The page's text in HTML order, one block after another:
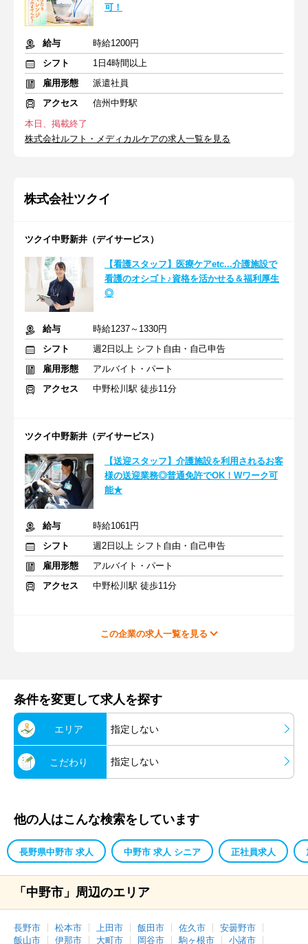
可！
給与
時給1200円
シフト
1日4時間以上
雇用形態
派遣社員
アクセス
信州中野駅
本日、掲載終了
株式会社ルフト・メディカルケアの求人一覧を見る
株式会社ツクイ
ツクイ中野新井（デイサービス）
【看護スタッフ】医療ケアetc...介護施設で
看護のオシゴト♪資格を活かせる＆福利厚生
◎
給与
時給1237～1330円
シフト
週2日以上 シフト自由・自己申告
雇用形態
アルバイト・パート
アクセス
中野松川駅 徒歩11分
ツクイ中野新井（デイサービス）
【送迎スタッフ】介護施設を利用されるお客
様の送迎業務◎普通免許でOK！Wワーク可
能★
給与
時給1061円
シフト
週2日以上 シフト自由・自己申告
雇用形態
アルバイト・パート
アクセス
中野松川駅 徒歩11分
この企業の求人一覧を見る
条件を変更して求人を探す
エリア 指定しない
こだわり 指定しない
他の人はこんな検索をしています
長野県中野市 求人 中野市 求人 シニア 正社員求人
「中野市」周辺のエリア
長野市 松本市 上田市 飯田市 佐久市
安曇野市
飯山市
伊那市 大町市 岡谷市 駒ヶ根市 小諸市